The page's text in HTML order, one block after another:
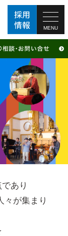
MENU
あり
々が集まり